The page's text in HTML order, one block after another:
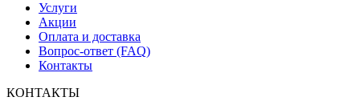
Услуги
Акции
Оплата и доставка
Вопрос-ответ (FAQ)
Контакты
КОНТАКТЫ